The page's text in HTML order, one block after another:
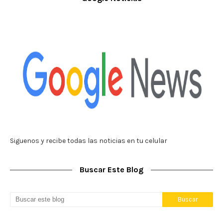
Siguenos y recibe todas las noticias en tu celular
Buscar Este Blog